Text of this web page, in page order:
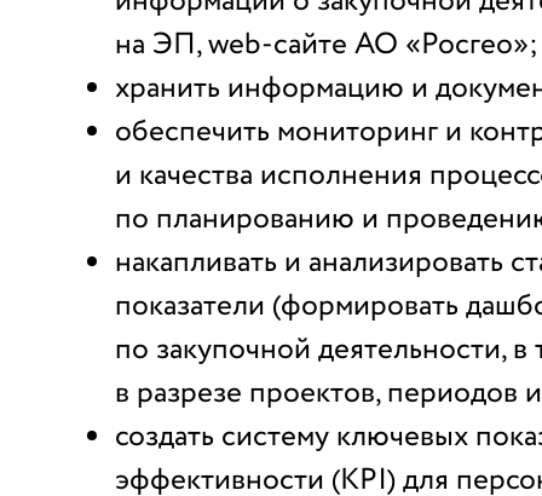
на ЭП, web-сайте АО «Росгео»;
хранить информацию и
обеспечить мониторинг и
и качества исполнения
по планированию и
накапливать и анализировать
показатели (формировать
по закупочной деятельности, в
в разрезе проектов, периодов
создать систему ключевых
эффективности (KPI) для